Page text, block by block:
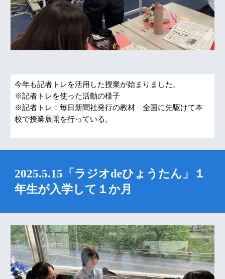
今年も記者トレを活用した授業が始まりました。
※記者トレを使った活動の様子
※記者トレ：毎日新聞社発行の教材 全国に先駆けて本
校で授業展開を行っている。
2025.5.15「ラジオdeひょうたん」１
年生が入学して１か月